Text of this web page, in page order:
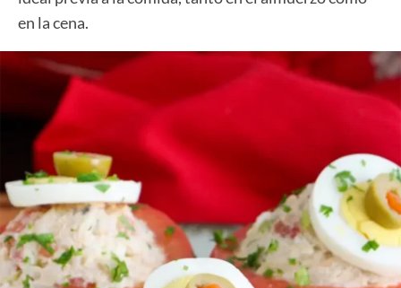
en la cena.